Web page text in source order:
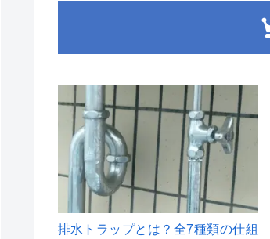
1
排水トラップとは？全7種類の仕組